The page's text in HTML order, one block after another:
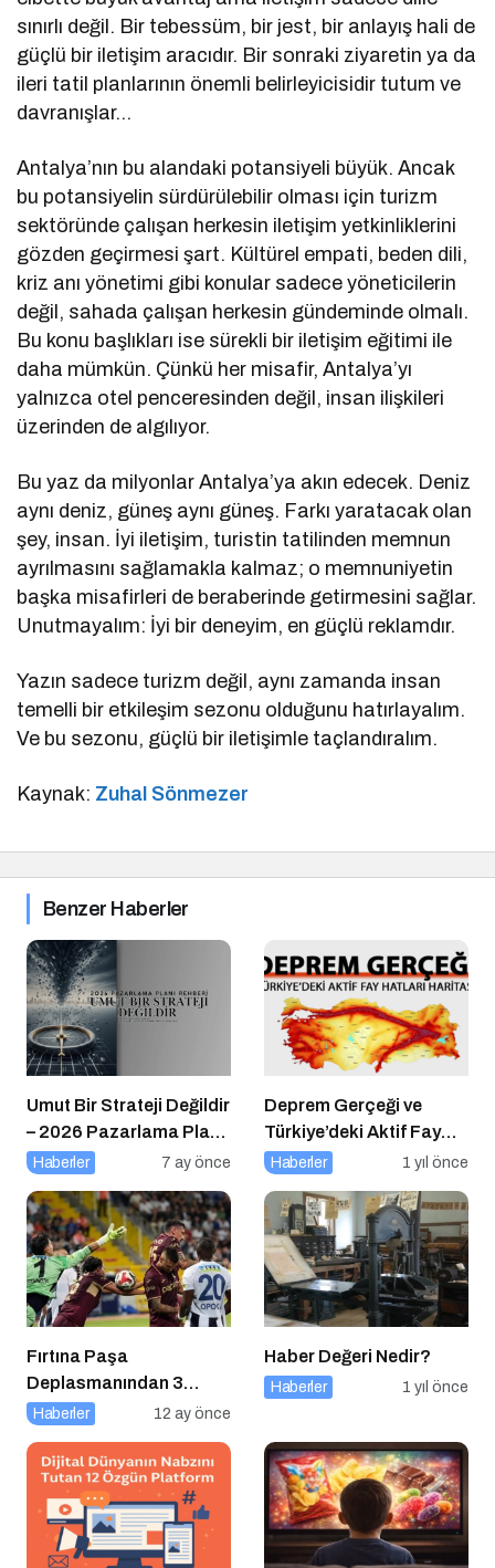
sınırlı değil. Bir tebessüm, bir jest, bir anlayış hali de
güçlü bir iletişim aracıdır. Bir sonraki ziyaretin ya da
ileri tatil planlarının önemli belirleyicisidir tutum ve
davranışlar…
Antalya’nın bu alandaki potansiyeli büyük. Ancak
bu potansiyelin sürdürülebilir olması için turizm
sektöründe çalışan herkesin iletişim yetkinliklerini
gözden geçirmesi şart. Kültürel empati, beden dili,
kriz anı yönetimi gibi konular sadece yöneticilerin
değil, sahada çalışan herkesin gündeminde olmalı.
Bu konu başlıkları ise sürekli bir iletişim eğitimi ile
daha mümkün. Çünkü her misafir, Antalya’yı
yalnızca otel penceresinden değil, insan ilişkileri
üzerinden de algılıyor.
Bu yaz da milyonlar Antalya’ya akın edecek. Deniz
aynı deniz, güneş aynı güneş. Farkı yaratacak olan
şey, insan. İyi iletişim, turistin tatilinden memnun
ayrılmasını sağlamakla kalmaz; o memnuniyetin
başka misafirleri de beraberinde getirmesini sağlar.
Unutmayalım: İyi bir deneyim, en güçlü reklamdır.
Yazın sadece turizm değil, aynı zamanda insan
temelli bir etkileşim sezonu olduğunu hatırlayalım.
Ve bu sezonu, güçlü bir iletişimle taçlandıralım.
Kaynak: Zuhal Sönmezer
Benzer Haberler
Umut Bir Strateji Değildir
– 2026 Pazarlama Planı
Rehberi
Haberler 7 ay önce
Deprem Gerçeği ve
Türkiye’deki Aktif Fay
Hatları (Tüm Şehirler)
Haberler 1 yıl önce
Fırtına Paşa
Deplasmanından 3
Puanla Ayrıldı
Haberler 12 ay önce
Haber Değeri Nedir?
Haberler 1 yıl önce